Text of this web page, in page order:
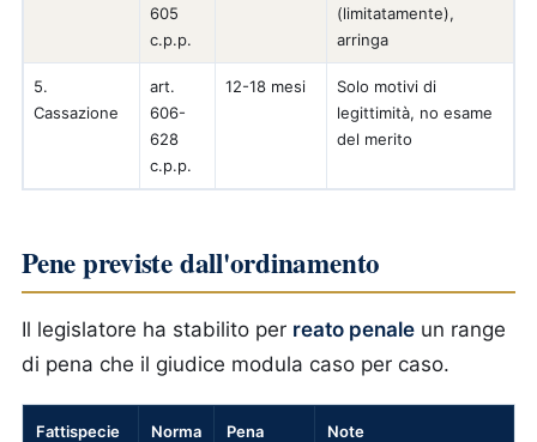
605
c.p.p.
(limitatamente),
arringa
5.
Cassazione
art.
606-
628
c.p.p.
12-18 mesi
Solo motivi di
legittimità, no esame
del merito
Pene previste dall'ordinamento
Il legislatore ha stabilito per reato penale un range
di pena che il giudice modula caso per caso.
Fattispecie Norma
Pena
Note